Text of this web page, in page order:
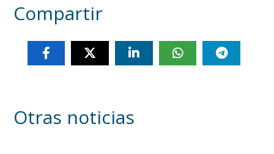
Compartir
Otras noticias